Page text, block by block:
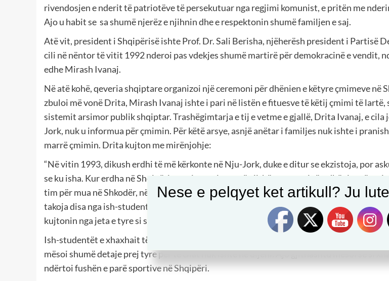
rivendosjen e nderit të patriotëve të persekutuar nga regjimi komunist, e pritën me
Ajo u habit se sa shumë njerëz e njihnin dhe e respektonin shumë familjen e saj.
Atë vit, president i Shqipërisë ishte Prof. Dr. Sali Berisha, njëherësh president i Partisë
cili në nëntor të vitit 1992 nderoi pas vdekjes shumë martirë për demokracinë e vendit,
edhe Mirash Ivanaj.
Në atë kohë, qeveria shqiptare organizoi një ceremoni për dhënien e këtyre çmimeve në
zbuloi më vonë Drita, Mirash Ivanaj ishte i pari në listën e fituesve të këtij çmimi të lartë,
sistemit arsimor publik shqiptar. Trashëgimtarja e tij e vetme e gjallë, Drita Ivanaj, e cila
Jork, nuk u informua për çmimin. Për këtë arsye, asnjë anëtar i familjes nuk ishte i
marrë çmimin. Drita kujton me mirënjohje:
“Në vitin 1993, dikush erdhi të më kërkonte në Nju-Jork, duke e ditur se ekzistoja, por
se ku isha. Kur erdha në Shqipëri, ata riorganizuan të gjithë ceremoninë e dhënies së
tim për mua në Shkodër, në vjeshtën e atij viti. Atje pata kënaqësinë e madhe dhe nderin
takoja disa nga ish-studentët e xhaxhait tim, të cilët atëherë ishin 85 vjeç. U mahnita nga
kujtonin nga jeta e tyre si studentë gjatë kohës së tij.”
Ish-studentët e xhaxhait të saj gjatë ceremonisë së mbajtur në Shkodër ndanë kujtimet e
mësoi shumë detaje prej tyre për të cilat nuk ishte në dijeni. Ajo gjithashtu mësoi se si
ndërtoi fushën e parë sportive në Shqipëri.
Nese e pelqyet ket artikull? Ju